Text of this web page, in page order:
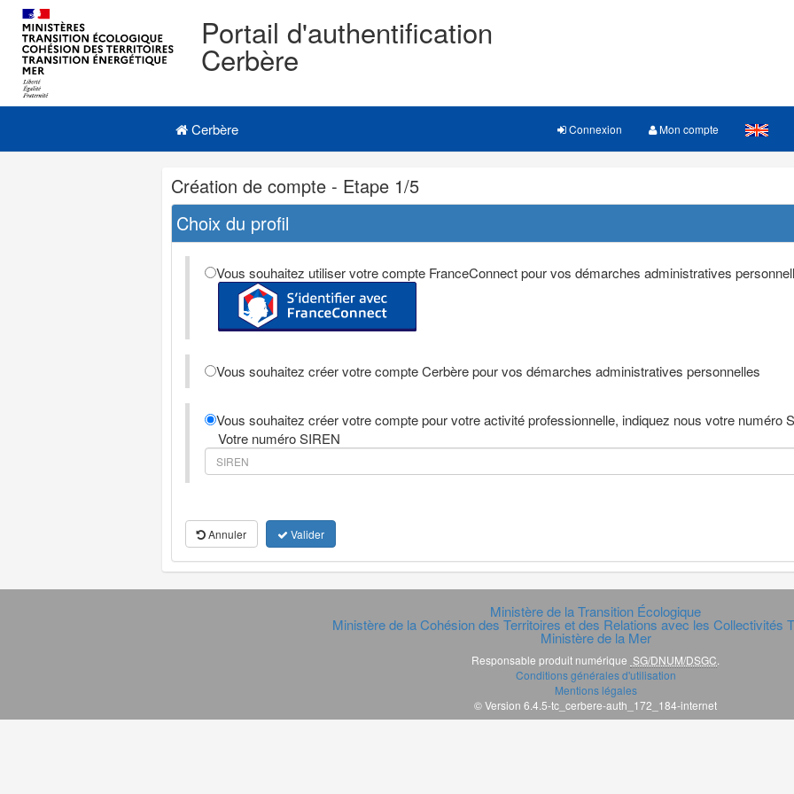
Portail d'authentification
Cerbère
Navigation
Menu principal
Cerbère Connexion Mon compte
Navigation
et
outils
annexes
Création de compte - Etape 1/5
Choix du profil
Vous souhaitez utiliser votre compte FranceConnect pour vos démarches administratives
Vous souhaitez créer votre compte Cerbère pour vos démarches administratives personnelles
Vous souhaitez créer votre compte pour votre activité professionnelle, indiquez nous votre numéro
Votre numéro SIREN
Annuler Valider
Ministère de la Transition Écologique
Ministère de la Cohésion des Territoires et des Relations avec les Collectivités
Ministère de la Mer
Responsable produit numérique SG/DNUM/DSGC
Conditions générales d'utilisation
Mentions légales
© Version 6.4.5-tc_cerbere-auth_172_184-internet